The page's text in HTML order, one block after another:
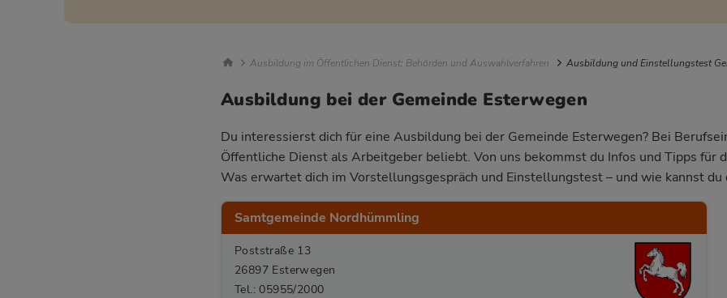
Breadcrumb Navigation
Ausbildung im Öffentlichen Dienst: Behörden und Auswahlverfahren Ausbildung und Einstellungstest
Ausbildung bei der Gemeinde Esterwegen
Du interessierst dich für eine Ausbildung bei der Gemeinde Esterwegen? Bei
Öffentliche Dienst als Arbeitgeber beliebt. Von uns bekommst du Infos und Tipps für
Was erwartet dich im Vorstellungsgespräch und Einstellungstest – und wie kannst du
Samtgemeinde Nordhümmling
Poststraße 13
26897 Esterwegen
Tel.: 05955/2000